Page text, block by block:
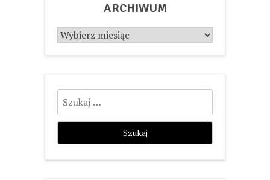
ARCHIWUM
Archiwum
Szukaj: